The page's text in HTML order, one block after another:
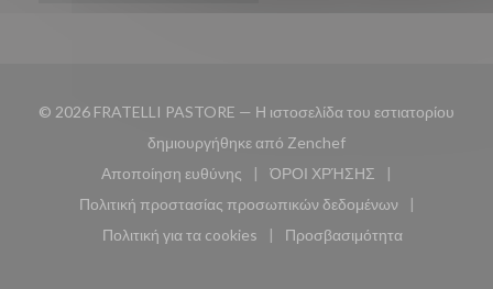
© 2026 FRATELLI PASTORE — Η ιστοσελίδα του εστιατορίου
δημιουργήθηκε από Zenchef((ανοίγει σε νέο
Αποποίηση ευθύνης
((ανοίγει σε νέο παράθυρο))
ΌΡΟΙ ΧΡΉΣΗΣ
((ανοίγει σε νέο
Πολιτική προστασίας προσωπικών δεδομένων
((ανοίγει σε νέο παράθυρο))
Πολιτική για τα cookies
((ανοίγει σε νέο παράθυρο))
Προσβασιμότητα
((ανοίγει σε νέο